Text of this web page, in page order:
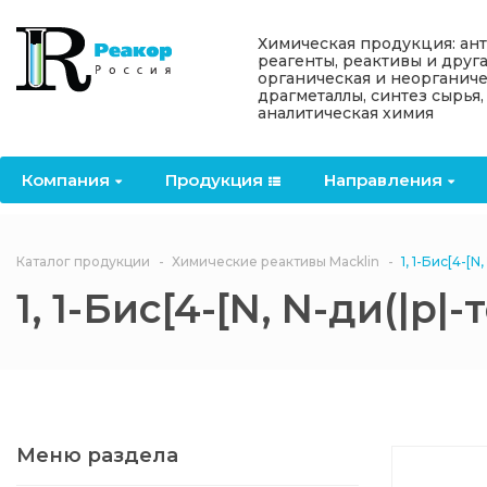
Компания Продукция Направления
Назад
Компания
Лицензии
Документы
Филиалы
Назад
Продукция
OceanСhem
Антипирены
антипирены
Химические реагенты
3ASenrise
Назад
Направления
Отвердители
Назад
Информация
Акции
Политика
конфиденциальности
Химическая продукция:
реагенты, реактивы и
органическая и
драгметаллы, синтез сырья,
аналитическая химия
Каталог продукции Химические реактивы Macklin 1, 1-Бис[4-
1, 1-Бис[4-[N, N-
Меню раздела